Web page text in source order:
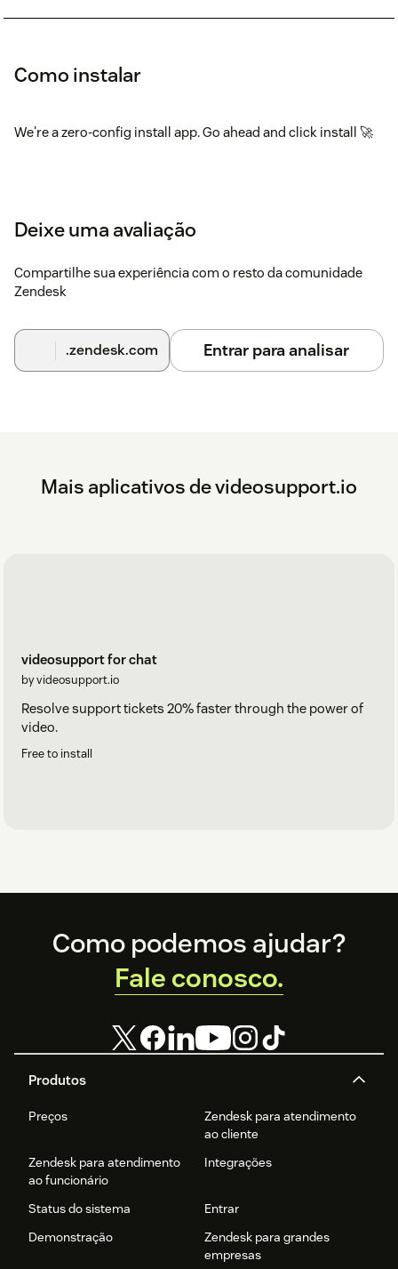
Como instalar
We're a zero-config install app. Go ahead and click install 🚀
Deixe uma avaliação
Compartilhe sua experiência com o resto da comunidade
Zendesk
.zendesk.com Entrar para analisar
Mais aplicativos de videosupport.io
videosupport for chat
by videosupport.io
Resolve support tickets 20% faster through the power of
video.
Free to install
Footer
Produtos
Preços
Zendesk para atendimento
ao cliente
Zendesk para atendimento
ao funcionário
Integrações
Status do sistema
Entrar
Demonstração
Zendesk para grandes
empresas
Como podemos ajudar?
Fale conosco.